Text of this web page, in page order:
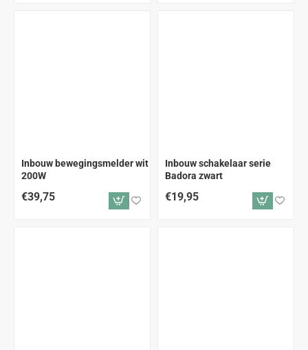
Inbouw bewegingsmelder wit
200W
€39,75
Inbouw schakelaar serie
Badora zwart
€19,95